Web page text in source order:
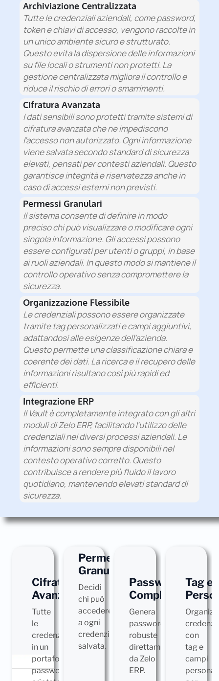
Archiviazione Centralizzata
Tutte le credenziali aziendali, come password,
token e chiavi di accesso, vengono raccolte in
un unico ambiente sicuro e strutturato.
Questo evita la dispersione delle informazioni
su file locali o strumenti non protetti. La
gestione centralizzata migliora il controllo e
riduce il rischio di errori o smarrimenti.
Cifratura Avanzata
I dati sensibili sono protetti tramite sistemi di
cifratura avanzata che ne impediscono
l’accesso non autorizzato. Ogni informazione
viene salvata secondo standard di sicurezza
elevati, pensati per contesti aziendali. Questo
garantisce integrità e riservatezza anche in
caso di accessi esterni non previsti.
Permessi Granulari
Il sistema consente di definire in modo
preciso chi può visualizzare o modificare ogni
singola informazione. Gli accessi possono
essere configurati per utenti o gruppi, in base
ai ruoli aziendali. In questo modo si mantiene il
controllo operativo senza compromettere la
sicurezza.
Organizzazione Flessibile
Le credenziali possono essere organizzate
tramite tag personalizzati e campi aggiuntivi,
adattandosi alle esigenze dell’azienda.
Questo permette una classificazione chiara e
coerente dei dati. La ricerca e il recupero delle
informazioni risultano così più rapidi ed
efficienti.
Integrazione ERP
Il Vault è completamente integrato con gli altri
moduli di Zelo ERP, facilitando l’utilizzo delle
credenziali nei diversi processi aziendali. Le
informazioni sono sempre disponibili nel
contesto operativo corretto. Questo
contribuisce a rendere più fluido il lavoro
quotidiano, mantenendo elevati standard di
sicurezza.
Cifratura
Avanzata
Tutte
le
credenziali
in un
portafoglio
password
Permessi
Granulari
Decidi
chi può
accedere
a ogni
credenziale
salvata.
Password
Complesse
Genera
password
robuste
direttamente
da Zelo
ERP.
Tag e
con
tag e
campi